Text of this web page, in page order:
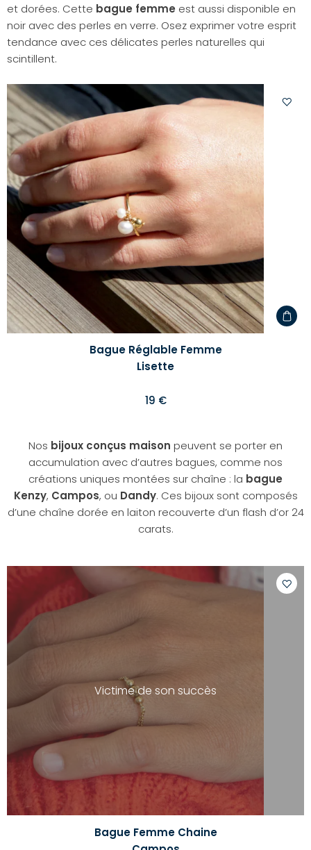
et dorées. Cette bague femme est aussi disponible en
noir avec des perles en verre. Osez exprimer votre esprit
tendance avec ces délicates perles naturelles qui
scintillent.
Bague Réglable Femme
Lisette
19 €
Nos bijoux conçus maison peuvent se porter en
accumulation avec d’autres bagues, comme nos
créations uniques montées sur chaîne : la bague
Kenzy, Campos, ou Dandy. Ces bijoux sont composés
d’une chaîne dorée en laiton recouverte d’un flash d’or 24
carats.
Victime de son succès
Bague Femme Chaine